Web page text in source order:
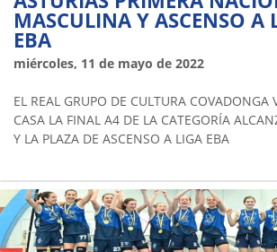
MASCULINA Y ASCENSO A
EBA
miércoles, 11 de mayo de 2022
EL REAL GRUPO DE CULTURA COVADONGA
CASA LA FINAL A4 DE LA CATEGORÍA
Y LA PLAZA DE ASCENSO A LIGA EBA